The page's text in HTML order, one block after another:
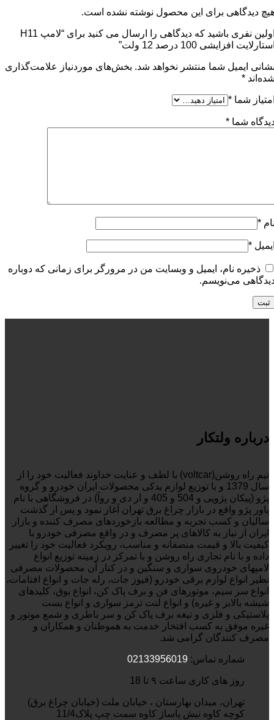
دیدگاهی برای این محصول نوشته نشده است.
اولین نفری باشید که دیدگاهی را ارسال می کنید برای “لامپ H11
افزایشی 100 درصد 12 ولت”
ایمیل شما منتشر نخواهد شد. بخش‌های موردنیاز علامت‌گذاری
*
شما *
شما *
*
*
ذخیره نام، ایمیل و وبسایت من در مرورگر برای زمانی که دوباره
می‌نویسم.
درباره ولتکار
تیم راه روشن(voltcar) با لطف و عنایت خداوند فعالیت خود را از
سال 1379 و با توزیع لوازم یدکی محصولات ایران خودرو و گروه
پژو (پیکان پژویی و 504 و 405 و ار دی و روآ) در فروشگاهی با نام
پاور پژو واقع در بازار چراغ برق تهران آغاز نمود و پس از گذشت
سالیان و کسب تجربه و مطالعه بازخوردهای مصرف کننده و بازار
ایران از نیاز به کالاهای پر مصرف و در واقع مصرفی خودرو با
کیفیت بالا و قیمت منصفانه و مناسب، رویکرد فعالیت خود را تغییر
داده و با نام تجاری راه روشن و با تمرکز در زمینه توزیع انواع
لامپهای خودروی سواری و سنگین و در کنار آن محصولات مصرفی
نظیر انواع لوازم برقی خودرو (فیوز جات، رله جات و انواع افتامات،
انواع سر سیم، موتورهای فن و برف پاک کن، انواع بوق، کلیدهای
شیشه بالابر و غیره) و انواع لنت ترمز سواری و انواع بست
پلاستیکی و فلزی و تیغه برف پاک کن و سر باطری و شمع موتور و
غیره موفق به کسب افتخار خدمت به هموطنان و همکاران و
مصرف کنندگان گرامی شد.
شماره تماس: 02133956019
روز های کاری ساعت ۹ تا 18
تهران، میدان بهارستان ، خیابان ملت (خیابان چراغ برق)
کوچه کاوه نبش پاساژ کاوه سمت چپ پلاک11/4